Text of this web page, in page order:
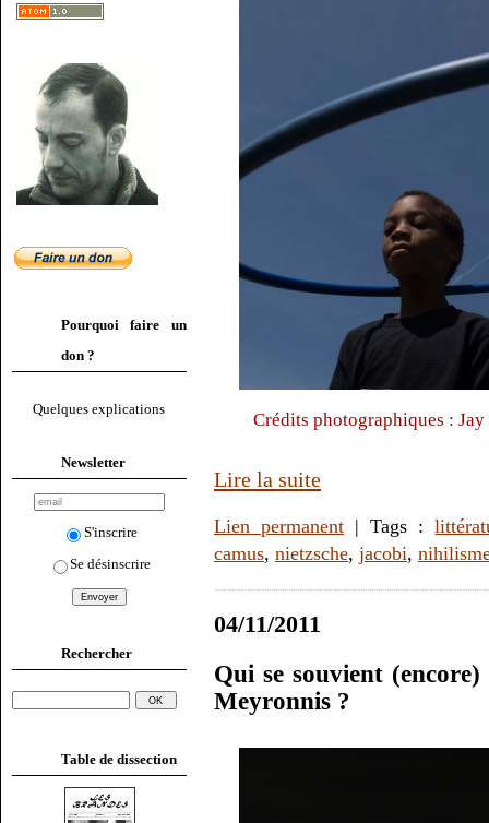
Pourquoi faire un
don ?
Quelques explications
Newsletter
S'inscrire
Se désinscrire
Rechercher
Table de dissection
Crédits photographiques :
Lire la suite
Lien permanent | Tags :
camus, nietzsche, jacobi,
04/11/2011
Qui se souvient
Meyronnis ?